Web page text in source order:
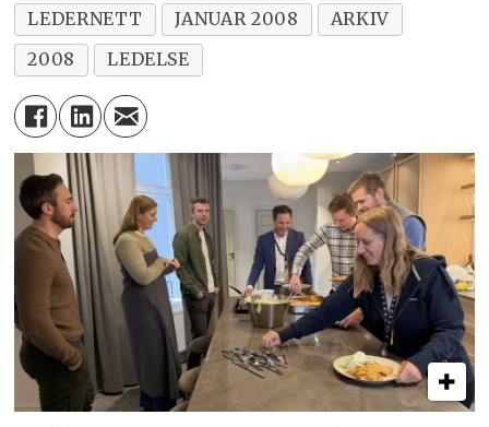
LEDERNETT
JANUAR 2008
ARKIV
2008
LEDELSE